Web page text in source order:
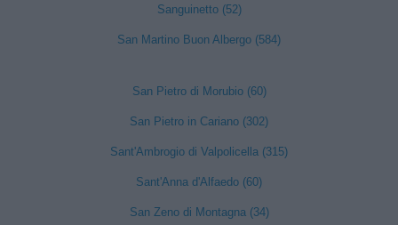
Sanguinetto (52)
San Martino Buon Albergo (584)
San Pietro di Morubio (60)
San Pietro in Cariano (302)
Sant'Ambrogio di Valpolicella (315)
Sant'Anna d'Alfaedo (60)
San Zeno di Montagna (34)